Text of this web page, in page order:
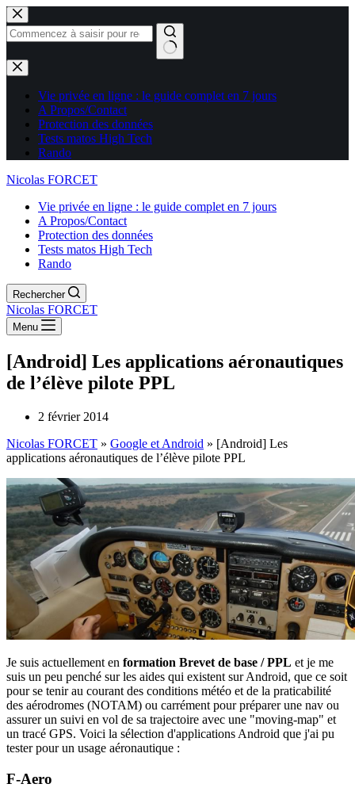
Aucun
résultat
Vie privée en ligne : le guide complet en 7 jours
A Propos/Contact
Protection des données
Tests matos High Tech
Rando
Nicolas FORCET
Vie privée en ligne : le guide complet en 7 jours
A Propos/Contact
Protection des données
Tests matos High Tech
Rando
Rechercher
Nicolas FORCET
Menu
[Android] Les applications aéronautiques
de l’élève pilote PPL
2 février 2014
Nicolas FORCET » Google et Android » [Android] Les
applications aéronautiques de l’élève pilote PPL
Je suis actuellement en formation Brevet de base / PPL et je me
suis un peu penché sur les aides qui existent sur Android, que ce soit
pour se tenir au courant des conditions météo et de la praticabilité
des aérodromes (NOTAM) ou carrément pour préparer une nav ou
assurer un suivi en vol de sa trajectoire avec une "moving-map" et
un tracé GPS. Voici la sélection d'applications Android que j'ai pu
tester pour un usage aéronautique :
F-Aero